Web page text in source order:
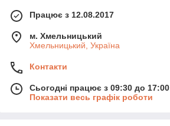
Працює з 12.08.2017
м. Хмельницький
Хмельницький, Україна
Контакти
Сьогодні працює з 09:30 до 17:00
Показати весь графік роботи